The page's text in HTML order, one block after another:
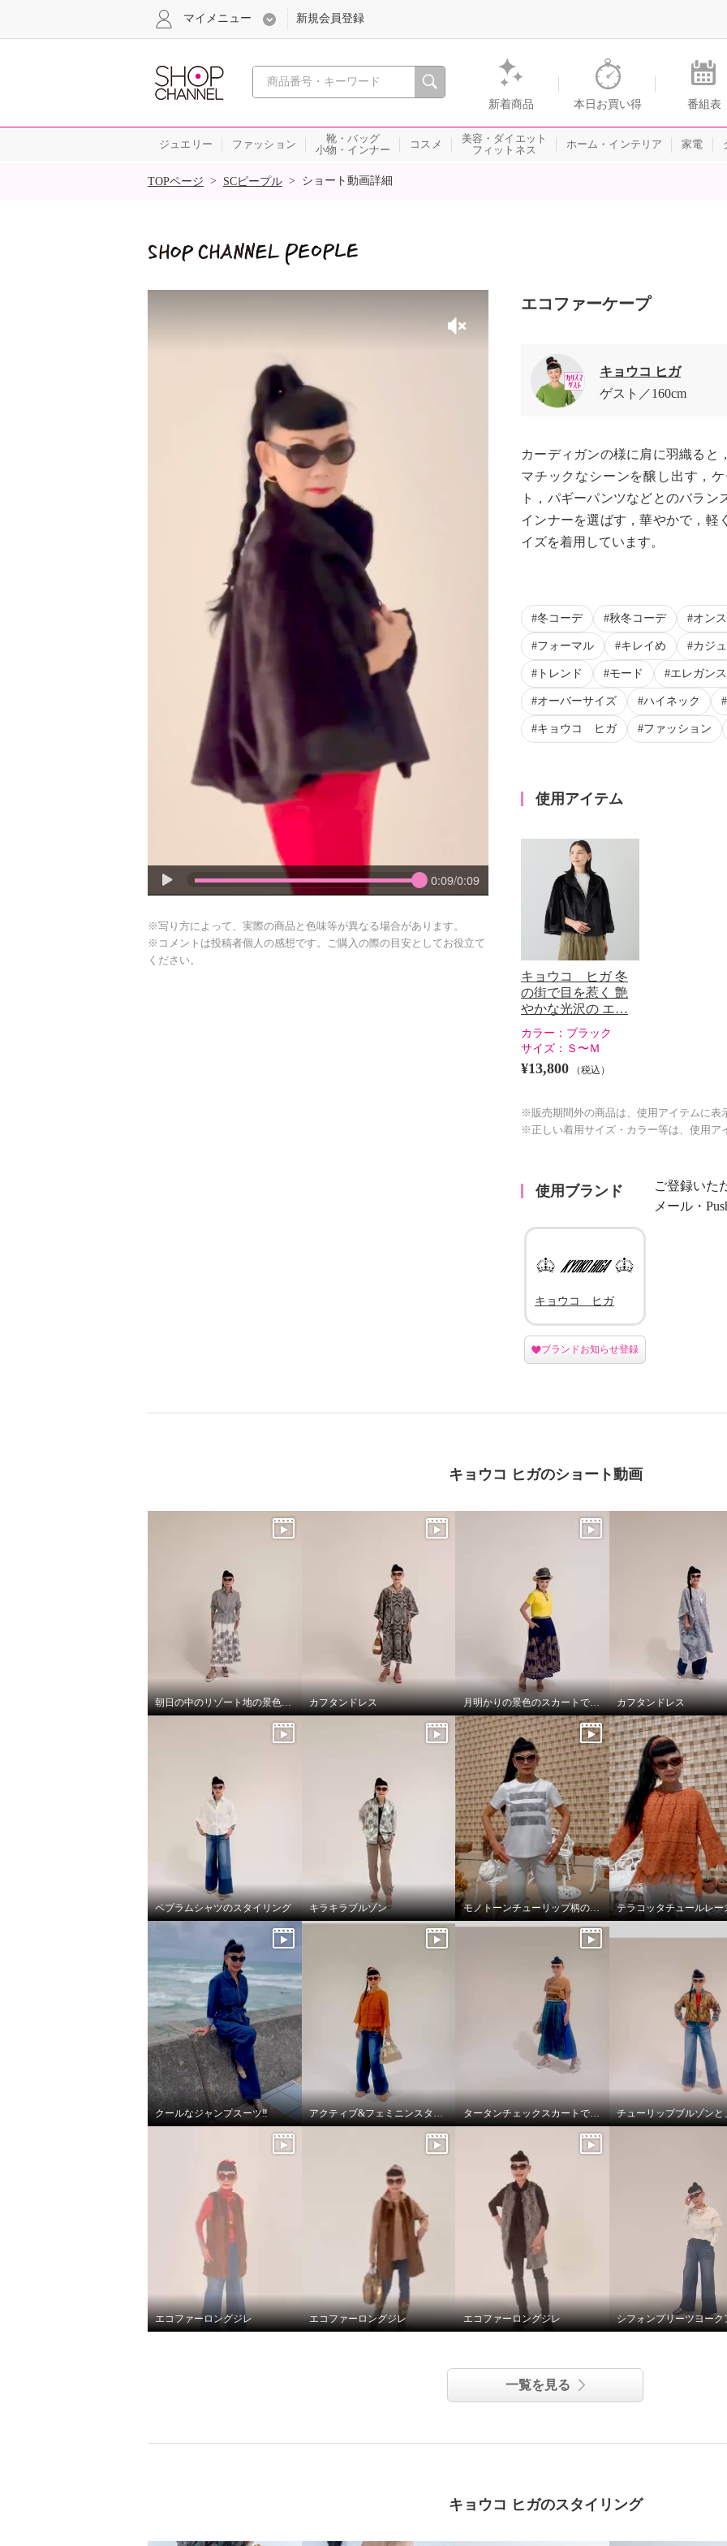
心おどる、瞬間を。通販・テレビショッピングのショップチャンネル
新着商品 本日お買い得 番組表
マイメニュー 新規会員登録
ジュエリー ファッション
靴・バッグ
小物・インナー
コスメ
美容・ダイエット
フィットネス
ホーム・インテリア 家電
SALE
TOPページ > SCピープル > ショート動画詳細
0:09/0:09
※写り方によって、実際の商品と色味等が異なる場合があります。
※コメントは投稿者個人の感想です。ご購入の際の目安としてお役立て
ください。
エコファーケープ
キョウコ ヒガ
ゲスト
160cm
カーディガンの様に肩に羽織ると
マチックなシーンを醸し出す，
ト，パギーパンツなどとのバラン
インナーを選ばす，華やかで，軽
イズを着用しています。
冬コーデ 秋冬コーデ オン
フォーマル キレイめ カジ
トレンド モード エレガンス
オーバーサイズ ハイネック
キョウコ ヒガ ファッション
使用アイテム
キョウコ ヒガ 冬
の街で目を惹く 艶
やかな光沢の エ…
カラー： ブラック
サイズ： Ｓ〜Ｍ
¥13,800 （税込）
※販売期間外の商品は、使用アイテムに表
※正しい着用サイズ・カラー等は、使用ア
使用ブランド
ご登録いた
メール・
キョウコ ヒガ
ブランドお知らせ登録
キョウコ ヒガのショート動画
朝日の中のリゾート地の景色のスカートと、ドレスシャツ カフタンドレス 月明かりの景色のスカートで，リラックス! カフタンドレス
ペプラムシャツのスタイリング キラキラブルゾン モノトーンチューリップ柄のTシャツ
クールなジャンプスーツ‼️ アクティブ&フェミニンスタイリング タータンチェックスカートで、新鮮スタイリング
エコファーロングジレ エコファーロングジレ エコファーロングジレ
一覧を見る
キョウコ ヒガのスタイリング